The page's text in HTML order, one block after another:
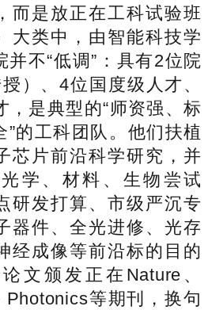
而是放正在工科试验班
大类中，由智能科技学
并不“低调”：具有2位院
）、4位国度级人才、
，是典型的“师资强、标
”的工科团队。他们扶植
芯片前沿科学研究，并
学、材料、生物尝试
研发打算、市级严沉专
器件、全光进修、光存
经成像等前沿标的目的
文颁发正在Nature、
等期刊，换句